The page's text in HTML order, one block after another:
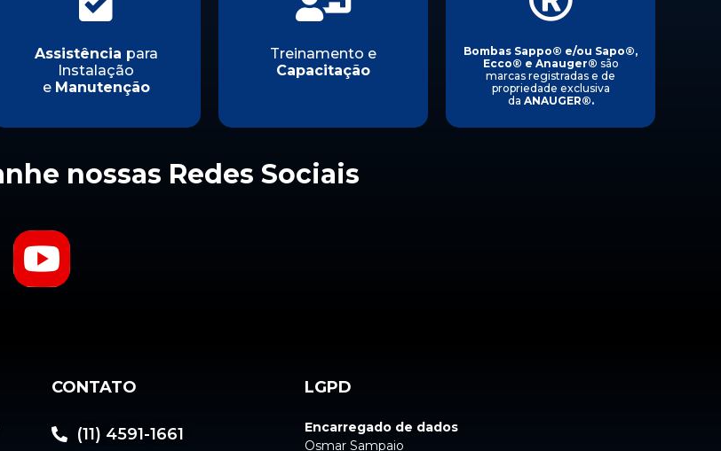
Assistência para
Instalação
e Manutenção
Treinamento e
Capacitação
Bombas Sappo® e/ou Sapo®,
Ecco® e Anauger® são
marcas registradas e de
propriedade exclusiva
da ANAUGER®.
nossas Redes Sociais
CONTATO
(11) 4591-1661
LGPD
Encarregado de dados
Osmar Sampaio